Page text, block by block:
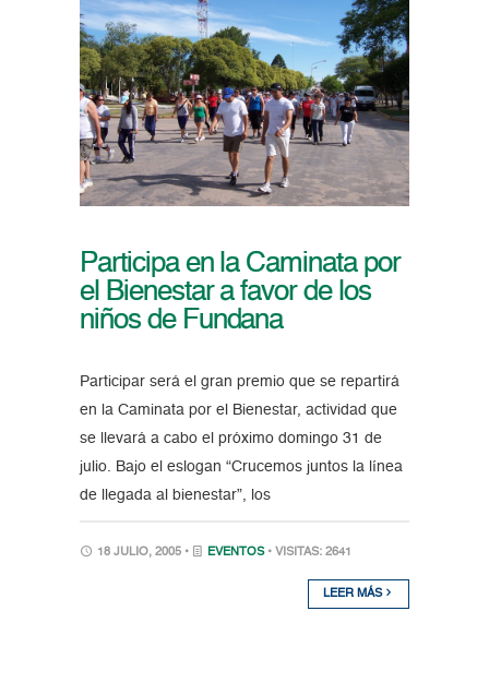
Participa en la Caminata por
el Bienestar a favor de los
niños de Fundana
Participar será el gran premio que se repartirá
en la Caminata por el Bienestar, actividad que
se llevará a cabo el próximo domingo 31 de
julio. Bajo el eslogan “Crucemos juntos la línea
de llegada al bienestar”, los
18 JULIO, 2005 • EVENTOS • VISITAS: 2641
LEER MÁS